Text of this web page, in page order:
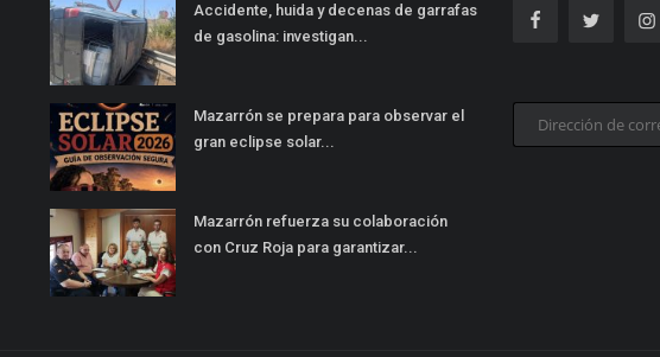
Accidente, huida y decenas de garrafas
de gasolina: investigan...
Mazarrón se prepara para observar el
gran eclipse solar...
Mazarrón refuerza su colaboración
con Cruz Roja para garantizar...